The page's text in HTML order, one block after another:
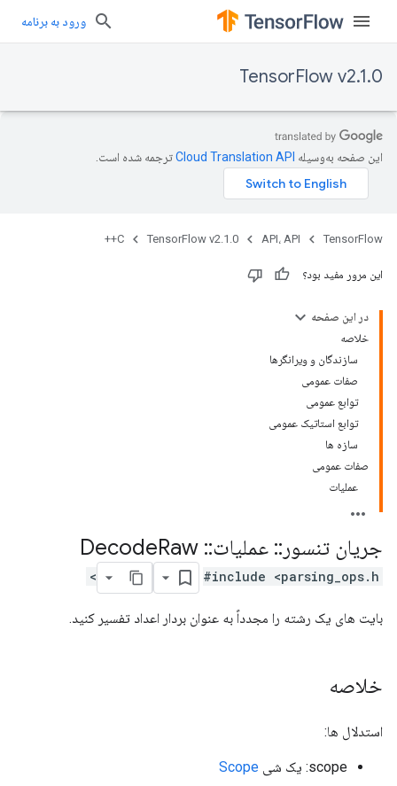
ورود به برنامه
TensorFlow v2.1.0
این صفحه به‌وسیله ترجمه شده است.
TensorFlow API، API TensorFlow v2.1.0
C++
این مرور مفید بود؟
در این صفحه
خلاصه
سازندگان و ویرانگرها
صفات عمومی
توابع عمومی
توابع استاتیک عمومی
سازه ها
صفات عمومی
عملیات
جریان تنسور :: عملیات::
Raw
#include <parsing_ops.h>
بایت های یک رشته را مجدداً به عنوان بردار اعداد تفسیر کنید.
خلاصه
استدلال ها:
scope: یک شی
Scope